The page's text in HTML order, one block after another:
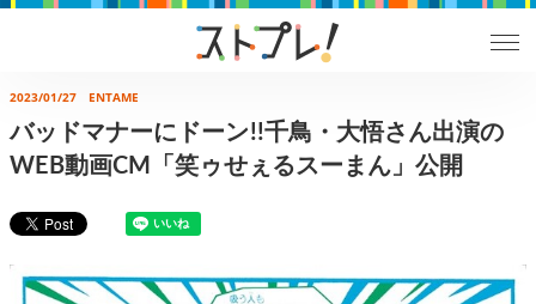
2023/01/27 ENTAME
バッドマナーにドーン!!千鳥・大悟さん出演の
WEB動画CM「笑ゥせぇるスーまん」公開